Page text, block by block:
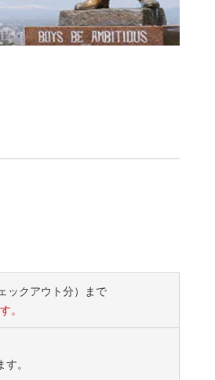
ックアウト分）まで
。
。